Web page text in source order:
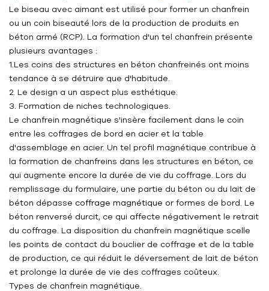
Le biseau avec aimant est utilisé pour former un chanfrein
ou un coin biseauté lors de la production de produits en
béton armé (RCP). La formation d'un tel chanfrein présente
plusieurs avantages :
1. Les coins des structures en béton chanfreinés ont moins
tendance à se détruire que d'habitude.
2. Le design a un aspect plus esthétique.
3. Formation de niches technologiques.
Le chanfrein magnétique s'insère facilement dans le coin
entre les coffrages de bord en acier et la table
d'assemblage en acier. Un tel profil magnétique contribue à
la formation de chanfreins dans les structures en béton, ce
qui augmente encore la durée de vie du coffrage. Lors du
remplissage du formulaire, une partie du béton ou du lait de
béton dépasse coffrage magnétique or formes de bord. Le
béton renversé durcit, ce qui affecte négativement le retrait
du coffrage. La disposition du chanfrein magnétique scelle
les points de contact du bouclier de coffrage et de la table
de production, ce qui réduit le déversement de lait de béton
et prolonge la durée de vie des coffrages coûteux.
Types de chanfrein magnétique.